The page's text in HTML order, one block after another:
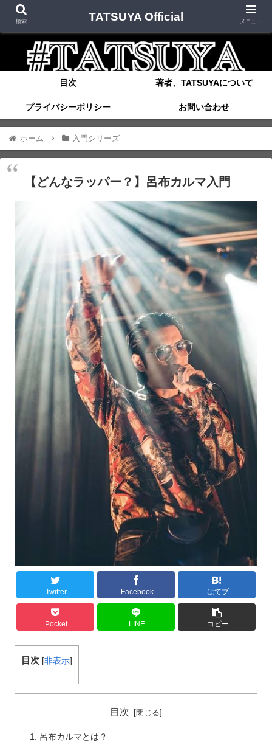
目次 著者、TATSUYAについて
プライバシーポリシー お問い合わせ
ホーム 入門シリーズ
【どんなラッパー？】呂布カルマ入門
Twitter Facebook はてブ
Pocket LINE コピー
目次 [非表示]
目次
呂布カルマとは？
検索 TATSUYA Official メニュー